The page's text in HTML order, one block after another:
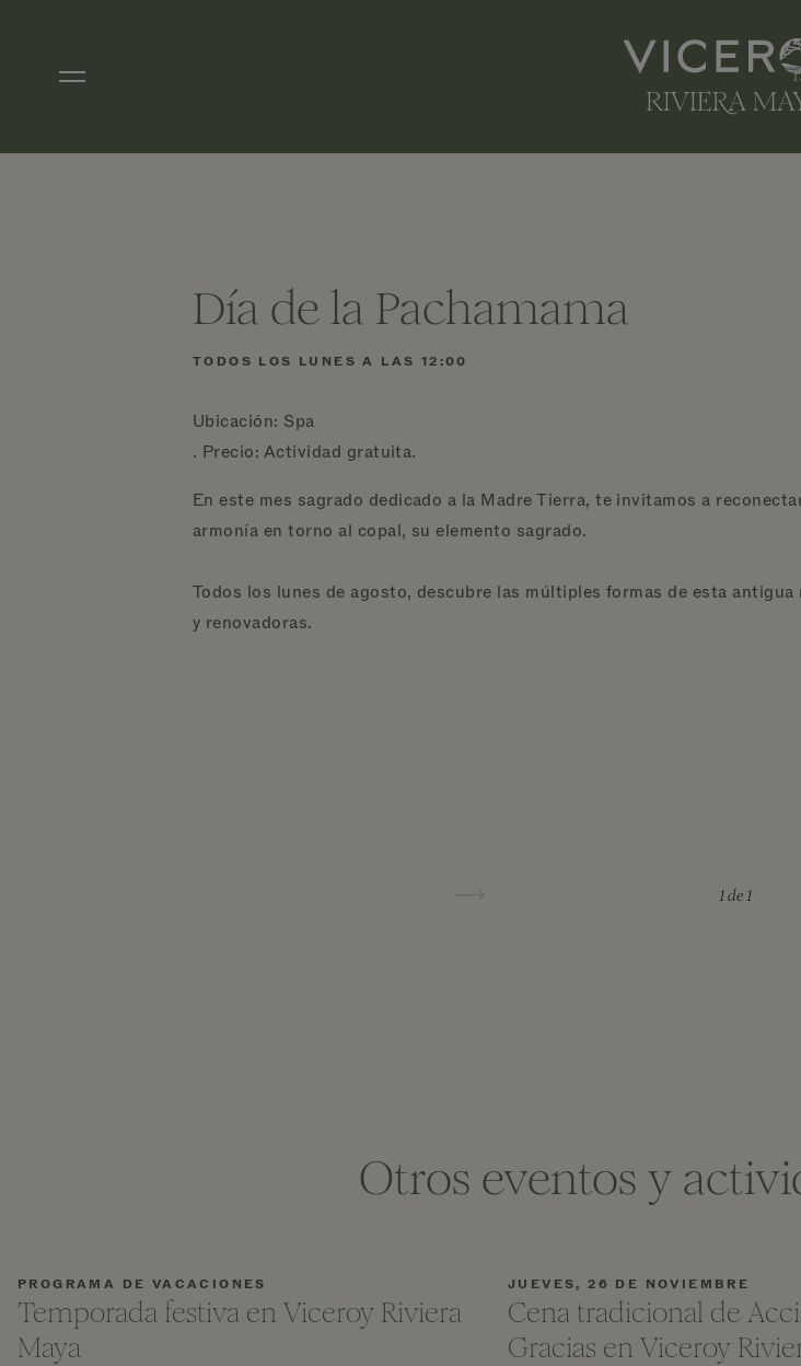
Día de la Pachamama
TODOS LOS LUNES A LAS 12:00
Ubicación: Spa
. Precio: Actividad gratuita.
En este mes sagrado dedicado a la Madre Tierra, te invitamos a
armonía en torno al copal, su elemento sagrado.
Todos los lunes de agosto, descubre las múltiples formas de esta
y renovadoras.
1de 1
Otros eventos y
PROGRAMA DE VACACIONES
Temporada festiva en Viceroy Riviera
Maya
JUEVES, 26 DE NOVIEMBRE
Cena tradicional de
Gracias en Viceroy